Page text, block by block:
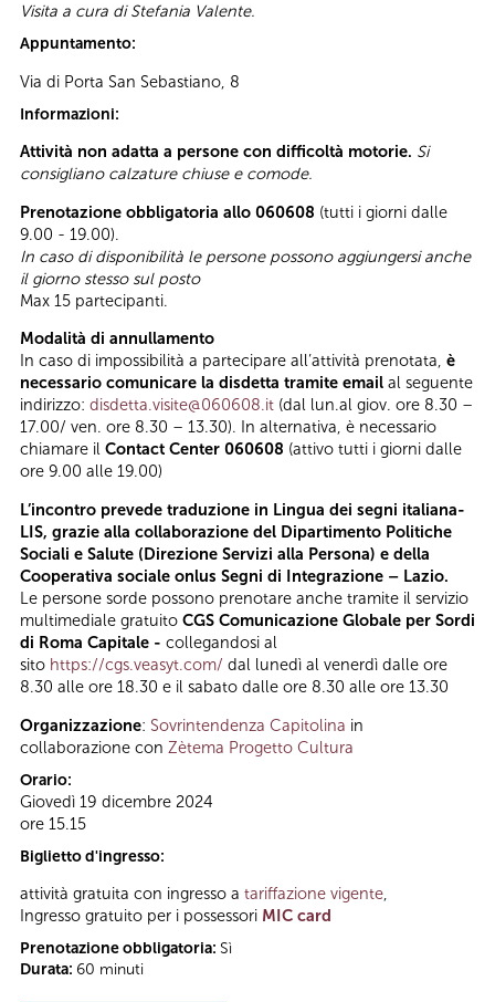
Visita a cura di Stefania Valente.
Appuntamento:
Via di Porta San Sebastiano, 8
Informazioni:
Attività non adatta a persone con difficoltà motorie. Si
consigliano calzature chiuse e comode.
Prenotazione obbligatoria allo 060608 (tutti i giorni dalle
9.00 - 19.00).
In caso di disponibilità le persone possono aggiungersi anche
il giorno stesso sul posto
Max 15 partecipanti.
Modalità di annullamento
In caso di impossibilità a partecipare all’attività prenotata, è
necessario comunicare la disdetta tramite email al seguente
indirizzo: disdetta.visite@060608.it (dal lun.al giov. ore 8.30 –
17.00/ ven. ore 8.30 – 13.30). In alternativa, è necessario
chiamare il Contact Center 060608 (attivo tutti i giorni dalle
ore 9.00 alle 19.00)
L’incontro prevede traduzione in Lingua dei segni italiana-
LIS, grazie alla collaborazione del Dipartimento Politiche
Sociali e Salute (Direzione Servizi alla Persona) e della
Cooperativa sociale onlus Segni di Integrazione – Lazio.
Le persone sorde possono prenotare anche tramite il servizio
multimediale gratuito CGS Comunicazione Globale per Sordi
di Roma Capitale - collegandosi al
sito https://cgs.veasyt.com/ dal lunedì al venerdì dalle ore
8.30 alle ore 18.30 e il sabato dalle ore 8.30 alle ore 13.30
Organizzazione: Sovrintendenza Capitolina in
collaborazione con Zètema Progetto Cultura
Orario:
Giovedì 19 dicembre 2024
ore 15.15
Biglietto d'ingresso:
attività gratuita con ingresso a tariffazione vigente,
Ingresso gratuito per i possessori MIC card
Prenotazione obbligatoria: Sì
Durata: 60 minuti